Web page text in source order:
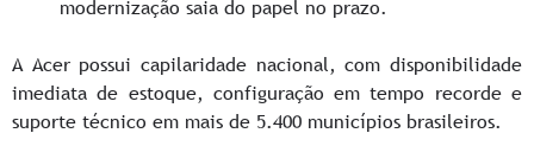
modernização saia do papel no prazo.
A Acer possui capilaridade nacional, com disponibilidade
imediata de estoque, configuração em tempo recorde e
suporte técnico em mais de 5.400 municípios brasileiros.